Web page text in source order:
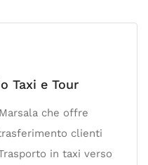
Taxi e Tour
che offre
clienti
in taxi verso